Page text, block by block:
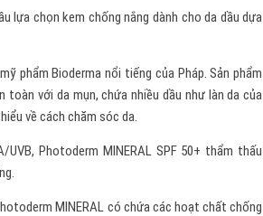
lựa chọn kem chống nắng dành cho da dầu dựa
phẩm Bioderma nổi tiếng của Pháp. Sản phẩm
với da mụn, chứa nhiều dầu như làn da của
về cách chăm sóc da.
Photoderm MINERAL SPF 50+ thẩm thấu
MINERAL có chứa các hoạt chất chống